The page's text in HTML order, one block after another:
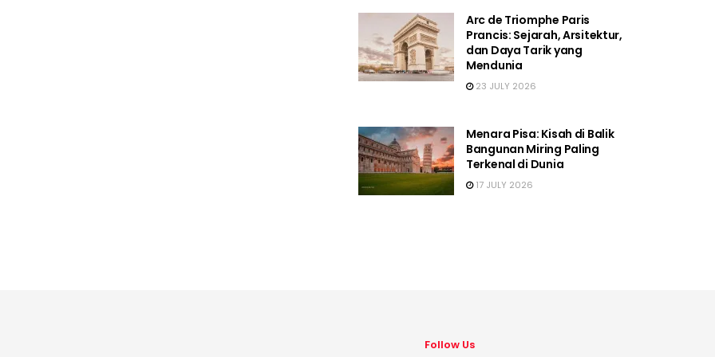
Arc de Triomphe Paris
Prancis: Sejarah, Arsitektur,
dan Daya Tarik yang
Mendunia
23 JULY 2026
Menara Pisa: Kisah di Balik
Bangunan Miring Paling
Terkenal di Dunia
17 JULY 2026
Follow Us